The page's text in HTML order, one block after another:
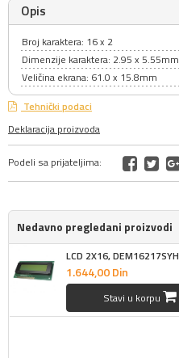
Opis
Broj karaktera: 16 x 2
Dimenzije karaktera: 2.95 x 5.55mm
Veličina ekrana: 61.0 x 15.8mm
Tehnički podaci
Deklaracija proizvoda
Podeli sa prijateljima:
Nedavno pregledani proizvodi
LCD 2X16, DEM16217SYH
1.644,00Din
Stavi u korpu